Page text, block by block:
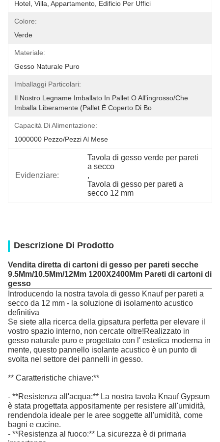
Hotel, Villa, Appartamento, Edificio Per Uffici
Colore:
Verde
Materiale:
Gesso Naturale Puro
Imballaggi Particolari:
Il Nostro Legname Imballato In Pallet O All'ingrosso/che
Imballa Liberamente (pallet È Coperto Di Bo
Capacità Di Alimentazione:
1000000 Pezzo/pezzi Al Mese
Evidenziare:
Tavola di gesso verde per pareti
a secco
,
Tavola di gesso per pareti a
secco 12 mm
Descrizione Di Prodotto
Vendita diretta di cartoni di gesso per pareti secche
9.5Mm/10.5Mm/12Mm 1200X2400Mm Pareti di cartoni di
gesso
Introducendo la nostra tavola di gesso Knauf per pareti a
secco da 12 mm - la soluzione di isolamento acustico
definitiva
Se siete alla ricerca della gipsatura perfetta per elevare il
vostro spazio interno, non cercate oltre!Realizzato in
gesso naturale puro e progettato con l' estetica moderna in
mente, questo pannello isolante acustico è un punto di
svolta nel settore dei pannelli in gesso.
** Caratteristiche chiave:**
- **Resistenza all'acqua:** La nostra tavola Knauf Gypsum
è stata progettata appositamente per resistere all'umidità,
rendendola ideale per le aree soggette all'umidità, come
bagni e cucine.
- **Resistenza al fuoco:** La sicurezza è di primaria